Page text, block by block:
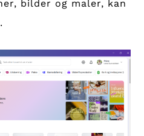
bilder og maler, kan